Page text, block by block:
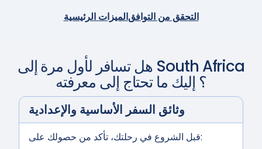
الميزات الرئيسيةالتحقق من التوافق
هل تسافر لأول مرة إلى South Africa
؟ إليك ما تحتاج إلى معرفته
وثائق السفر الأساسية والإعدادية
قبل الشروع في رحلتك، تأكد من حصولك على: